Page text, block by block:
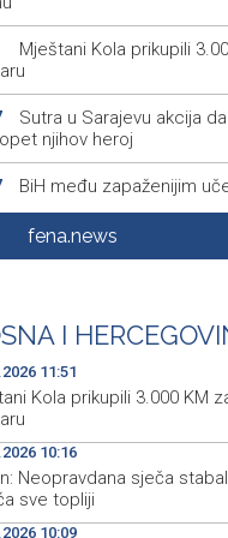
Mještani Kola prikupili
Sutra u Sarajevu akcija
njihov heroj
BiH među zapaženijim
tranzicija u
Pezer već sutra nastupa
Ballian: Neopravdana
drveća sve topliji
fena.news
I
11:51
Kola prikupili 3.000 KM
10:16
Neopravdana sječa
sve topliji
10:09